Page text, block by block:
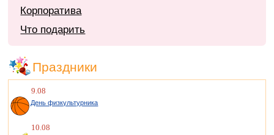
Корпоратива
Что подарить
Праздники
9.08
День физкультурника
10.08